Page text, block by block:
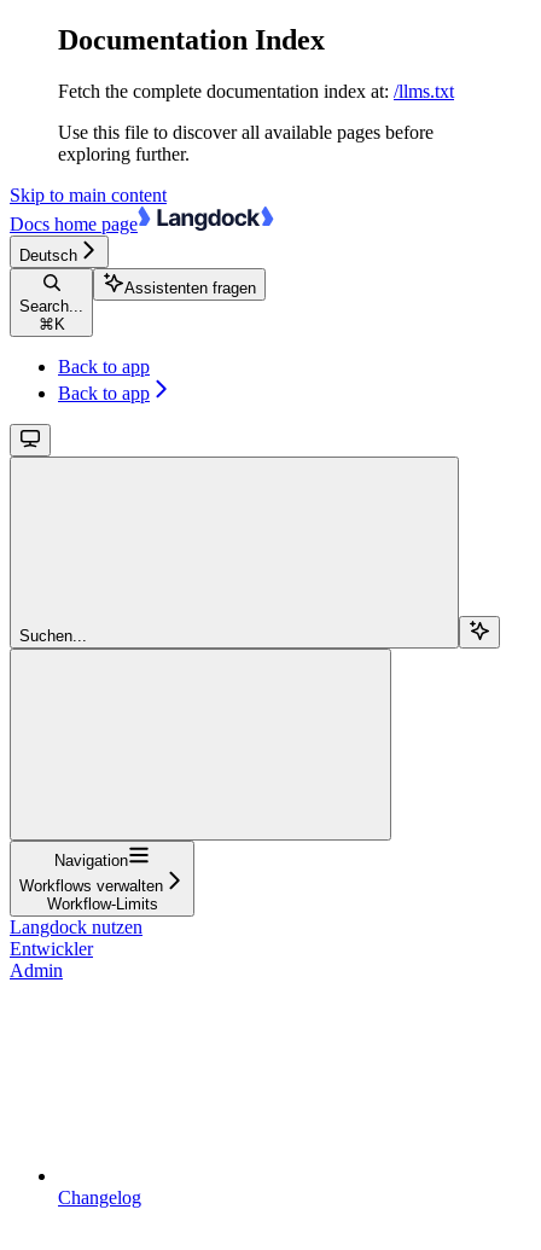
Documentation Index
Fetch the complete documentation index at: /llms.txt
Use this file to discover all available pages before
exploring further.
Skip to main content
Docs home page
Deutsch
Search...
⌘ K
Assistenten fragen
Back to app
Back to app
Suchen...
Navigation
Workflows verwalten
Workflow-Limits
Langdock nutzen
Entwickler
Admin
Changelog